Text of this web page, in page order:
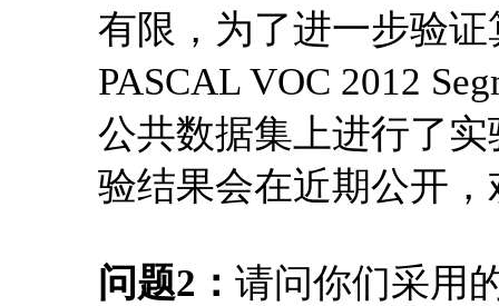
有限，为了进一步验
PASCAL VOC 2012
公共数据集上进行了
验结果会在近期公开
问题2： 请问你们采用